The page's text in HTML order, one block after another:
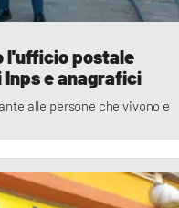
l'ufficio postale
e anagrafici
alle persone che vivono e